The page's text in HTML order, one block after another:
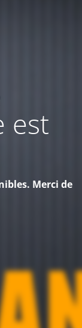
est
Merci de